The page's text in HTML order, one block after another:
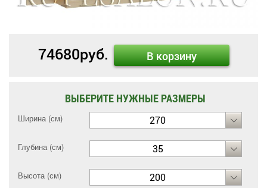
74680руб. В корзину
ВЫБЕРИТЕ НУЖНЫЕ РАЗМЕРЫ
Ширина (см) 270
Глубина (см) 35
Высота (см) 200